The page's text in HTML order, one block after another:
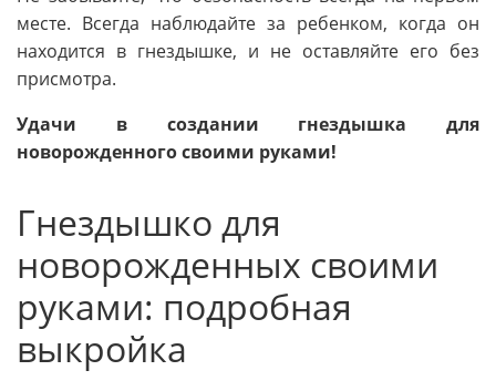
месте. Всегда наблюдайте за ребенком, когда он
находится в гнездышке, и не оставляйте его без
присмотра.
Удачи в создании гнездышка для
новорожденного своими руками!
Гнездышко для
новорожденных своими
руками: подробная
выкройка